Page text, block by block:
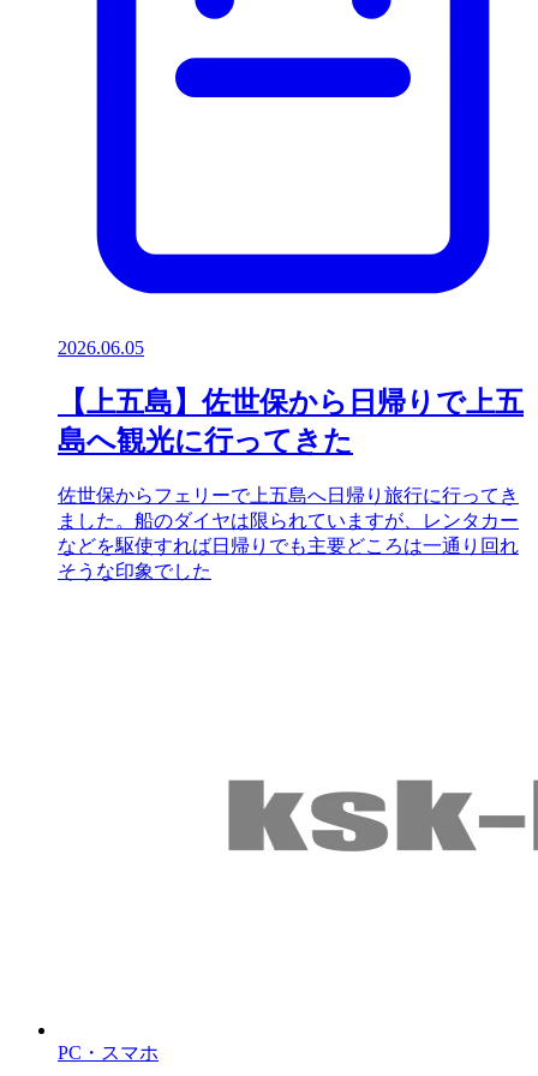
2026.06.05
【上五島】佐世保から日帰りで上五
島へ観光に行ってきた
佐世保からフェリーで上五島へ日帰り旅行に行ってき
ました。船のダイヤは限られていますが、レンタカー
などを駆使すれば日帰りでも主要どころは一通り回れ
そうな印象でした
PC・スマホ